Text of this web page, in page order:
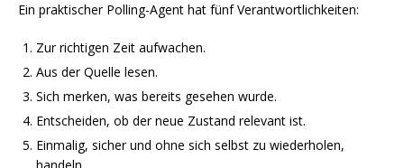
Ein praktischer Polling-Agent hat fünf Verantwortlichkeiten:
Zur richtigen Zeit aufwachen.
Aus der Quelle lesen.
Sich merken, was bereits gesehen wurde.
Entscheiden, ob der neue Zustand relevant ist.
Einmalig, sicher und ohne sich selbst zu wiederholen,